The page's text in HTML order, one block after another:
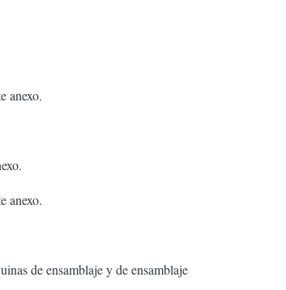
anexo.
anexo.
de ensamblaje y de ensamblaje